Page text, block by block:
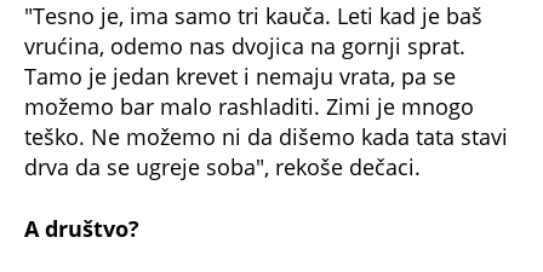
"Tesno je, ima samo tri kauča. Leti kad je baš
vrućina, odemo nas dvojica na gornji sprat.
Tamo je jedan krevet i nemaju vrata, pa se
možemo bar malo rashladiti. Zimi je mnogo
teško. Ne možemo ni da dišemo kada tata stavi
drva da se ugreje soba", rekoše dečaci.
A društvo?